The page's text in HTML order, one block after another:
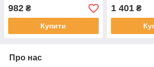
982 ₴
Купити
1 401₴
Про нас